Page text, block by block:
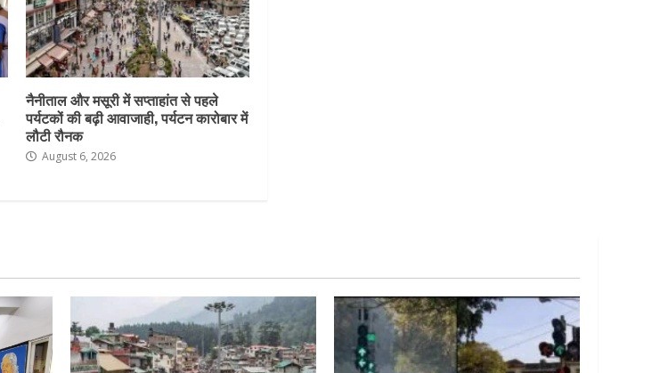
नैनीताल और मसूरी में सप्ताहांत से पहले
पर्यटकों की बढ़ी आवाजाही, पर्यटन कारोबार में
लौटी रौनक
August 6, 2026